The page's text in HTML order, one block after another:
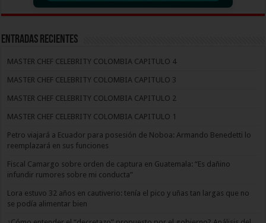
Entradas recientes
MASTER CHEF CELEBRITY COLOMBIA CAPITULO 4
MASTER CHEF CELEBRITY COLOMBIA CAPITULO 3
MASTER CHEF CELEBRITY COLOMBIA CAPITULO 2
MASTER CHEF CELEBRITY COLOMBIA CAPITULO 1
Petro viajará a Ecuador para posesión de Noboa: Armando Benedetti lo
reemplazará en sus funciones
Fiscal Camargo sobre orden de captura en Guatemala: “Es dañino
infundir rumores sobre mi conducta”
Lora estuvo 32 años en cautiverio: tenía el pico y uñas tan largas que no
se podía alimentar bien